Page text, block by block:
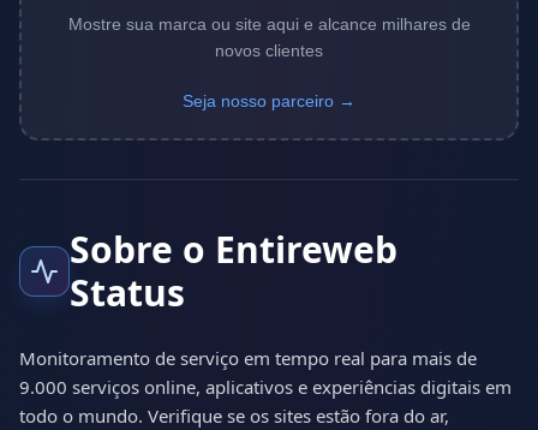
Mostre sua marca ou site aqui e alcance milhares de
novos clientes
Seja nosso parceiro →
Sobre o Entireweb
Status
Monitoramento de serviço em tempo real para mais de
9.000 serviços online, aplicativos e experiências digitais em
todo o mundo. Verifique se os sites estão fora do ar,